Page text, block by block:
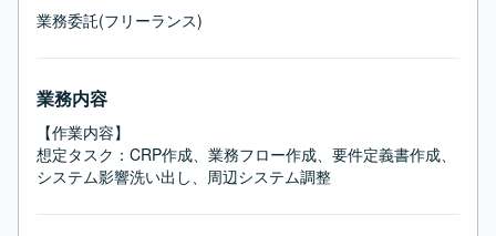
業務委託(フリーランス)
業務内容
【作業内容】
想定タスク：CRP作成、業務フロー作成、要件定義書作成、
システム影響洗い出し、周辺システム調整